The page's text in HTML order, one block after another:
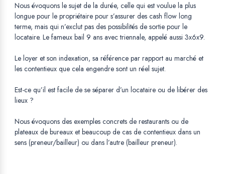
Nous évoquons le sujet de la durée, celle qui est voulue la plus
longue pour le propriétaire pour s’assurer des cash flow long
terme, mais qui n’exclut pas des possibilités de sortie pour le
locataire. Le fameux bail 9 ans avec triennale, appelé aussi 3x6x9.
Le loyer et son indexation, sa référence par rapport au marché et
les contentieux que cela engendre sont un réel sujet.
Est-ce qu’il est facile de se séparer d’un locataire ou de libérer des
lieux ?
Nous évoquons des exemples concrets de restaurants ou de
plateaux de bureaux et beaucoup de cas de contentieux dans un
sens (preneur/bailleur) ou dans l’autre (bailleur preneur).